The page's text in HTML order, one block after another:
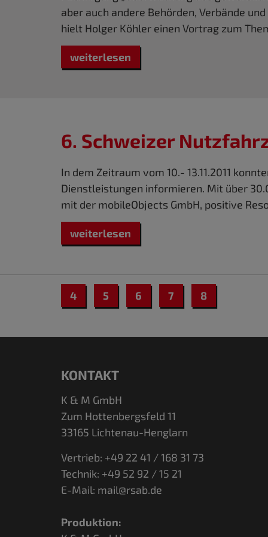
aber auch andere Behörden, Verbände
hielt Holger Köhler einen Vortrag zum
weiterlesen
6. Schweizer
In dem Zeitraum vom 10.- 13.11.2011
Dienstleistungen informieren. Mit über
mit der mobileObjects GmbH, positive
weiterlesen
4 5 6 7 8
KONTAKT
K & M GmbH
Zum Hottenbergsfeld 11
33165 Lichtenau-Henglarn
Vertrieb: +49 22 41 / 168 31 73
Technik: +49 52 92 / 15 21
E-Mail: mail@rsab.de
Produktion: